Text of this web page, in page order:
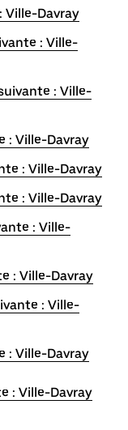
Ville-Davray
: Ville-
: Ville-
: Ville-Davray
: Ville-Davray
: Ville-Davray
: Ville-
: Ville-Davray
: Ville-
: Ville-Davray
: Ville-Davray